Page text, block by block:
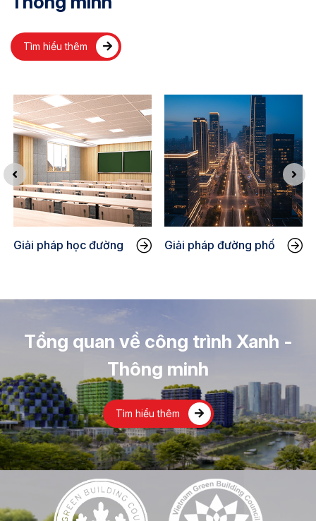
Tìm hiểu thêm
Giải pháp học đường Giải pháp đường phố
Tổng quan về công trình Xanh -
Thông minh
Tìm hiểu thêm